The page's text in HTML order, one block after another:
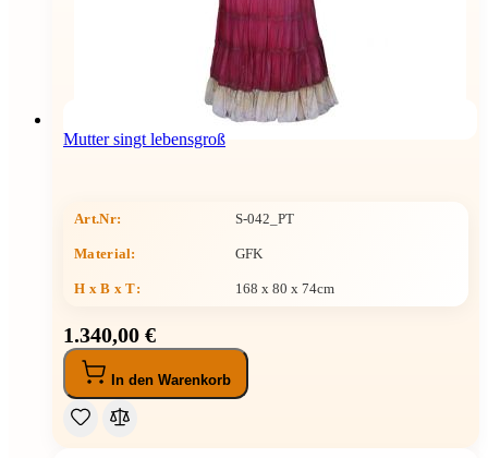
Mutter singt lebensgroß
Art.Nr: S-042_PT
Material: GFK
H x B x T: 168 x 80 x 74cm
1.340,00 €
In den Warenkorb